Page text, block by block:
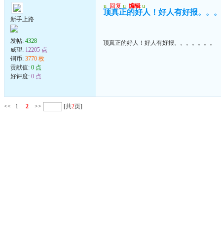
新手上路
发帖: 4328
威望: 12205 点
铜币: 3770 枚
贡献值: 0 点
好评度: 0 点
u 回复 u 编辑 u
顶真正的好人！好人有好报。。
顶真正的好人！好人有好报。。。。。。。
<< 1 2 >> [共2页]